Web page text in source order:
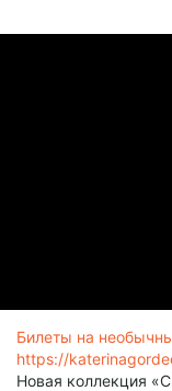
Билеты на
https://
Новая коллекция